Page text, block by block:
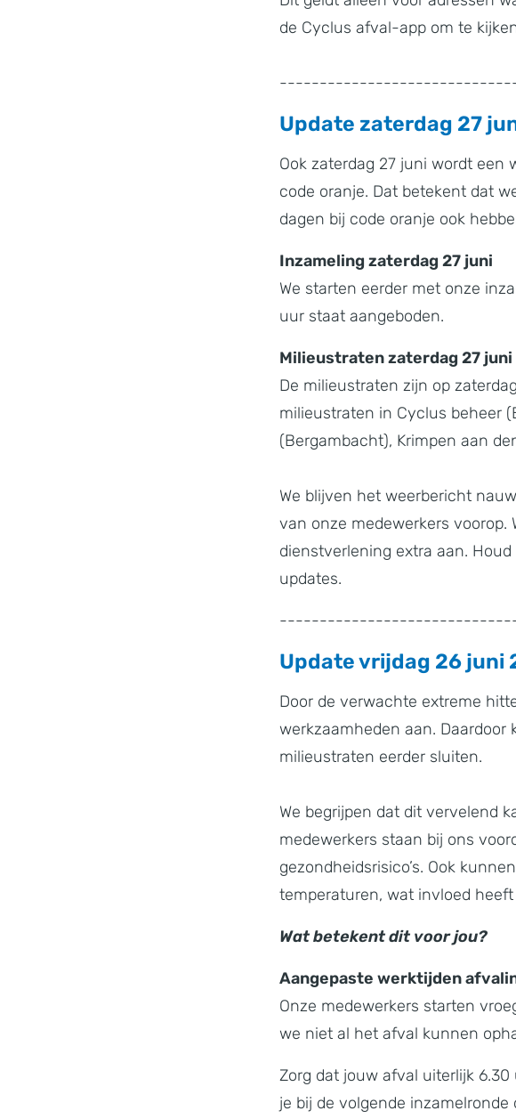
de Cyclus afval-app om te
Update zaterdag 27
Ook zaterdag 27 juni wordt een
code oranje. Dat betekent dat
dagen bij code oranje ook
Inzameling zaterdag 27 juni
We starten eerder met onze
uur staat aangeboden.
Milieustraten zaterdag 27 juni
De milieustraten zijn op
milieustraten in Cyclus beheer
(Bergambacht), Krimpen aan
We blijven het weerbericht
van onze medewerkers voorop.
dienstverlening extra aan.
updates.
Update vrijdag 26 juni
Door de verwachte extreme
werkzaamheden aan.
milieustraten eerder sluiten.
We begrijpen dat dit vervelend
medewerkers staan bij ons
gezondheidsrisico’s. Ook
temperaturen, wat invloed
Wat betekent dit voor jou?
Aangepaste werktijden
Onze medewerkers starten
we niet al het afval kunnen
Zorg dat jouw afval uiterlijk
je bij de volgende inzamelronde